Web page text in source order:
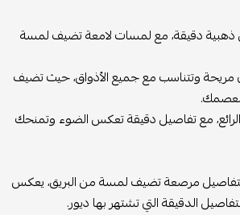
ذهبية دقيقة، مع لمسات لامعة تضيف لمسة
وتتناسب مع جميع الأذواق، حيث تضيف
الرائع، مع تفاصيل دقيقة تعكس الضوء وتمنحك
مرصعة تضيف لمسة من البريق، يعكس
الدقيقة التي تشتهر بها ديور.